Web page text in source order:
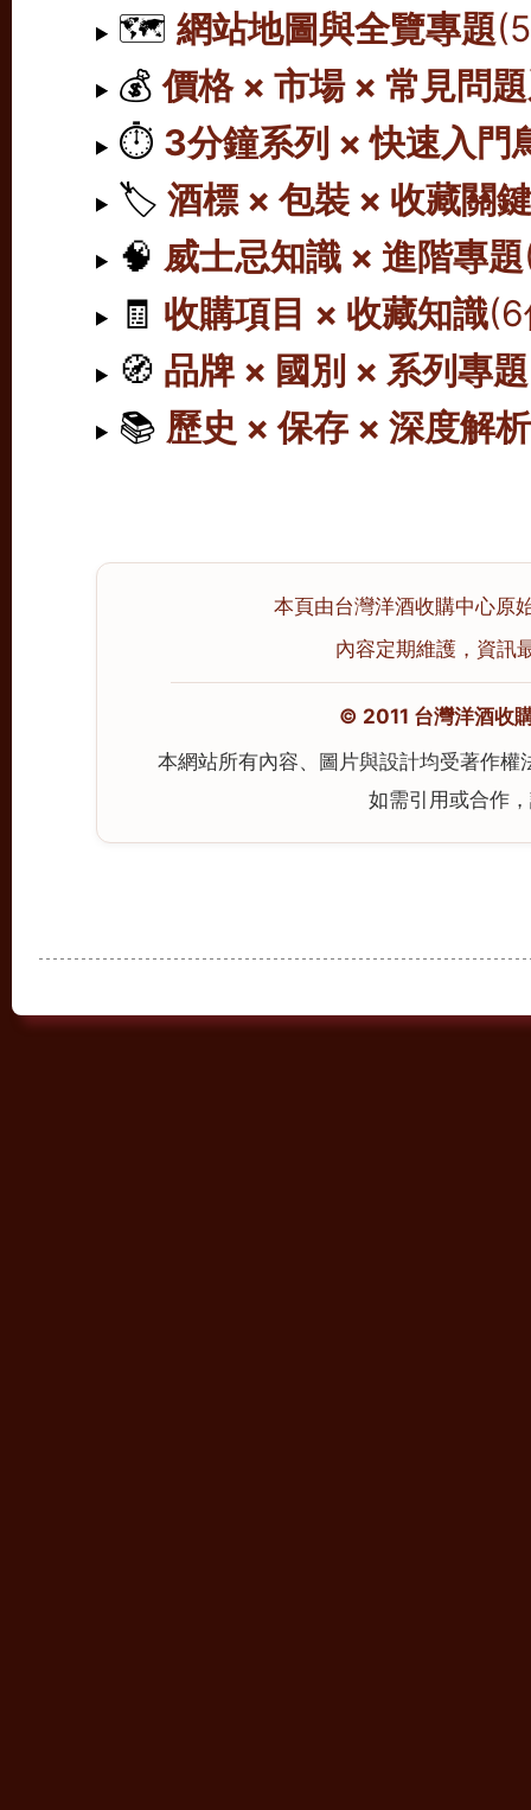
🗺️網站地圖與全覽專題
💰價格 × 市場 × 常見問
⏱️ 3分鐘系列 × 快速入門
🏷️酒標 × 包裝 × 收藏關
🧠 威士忌知識 × 進階專題
🧾 收購項目 × 收藏知識
🧭 品牌 × 國別 × 系列專題
📚 歷史 × 保存 × 深度解析
本頁由台灣洋酒收購中心原
內容定期維護，資訊
© 2011 台灣洋酒收
本網站所有內容、圖片與設計均受著作
如需引用或合作